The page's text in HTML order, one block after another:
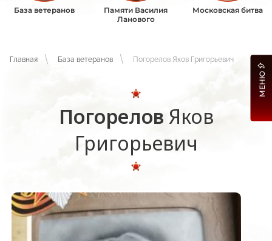
База ветеранов
Памяти Василия
Ланового
Московская битва
Главная База ветеранов Погорелов Яков Григорьевич
Погорелов Яков
Григорьевич
МЕНЮ